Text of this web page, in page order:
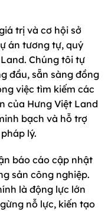
trị và cơ hội sở
án tương tự, quý
Chúng tôi tự
đầu, sẵn sàng đồng
việc tìm kiếm các
của Hưng Việt Land
bạch và hỗ trợ
lý.
báo cáo cập nhật
sản công nghiệp.
là động lực lớn
nỗ lực, kiến tạo